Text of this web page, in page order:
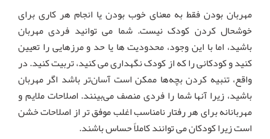
مهربان بودن فقط به معنای خوب بودن یا انجام هر کاری برای
خوشحال کردن کودک نیست. شما می توانید فردی مهربان
باشید، اما با این وجود، محدودیت ها یا حد و مرزهایی را تعیین
کنید و کودکانی را که از کودک نگهداری می کنید، تربیت کنید. در
واقع، تنبیه کردن بچه‌ها ممکن است آسان‌تر باشد اگر مهربان
باشید، زیرا آنها شما را فردی منصف می‌بینند. اصلاحات ملایم و
مهربانانه برای هر رفتار نامناسب اغلب موفق تر از اصلاحات خشن
است زیرا کودکان می توانند کاملاً حساس باشند.